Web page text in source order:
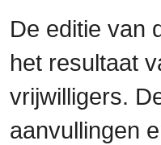
De editie van
het resultaat
vrijwilligers.
aanvullingen